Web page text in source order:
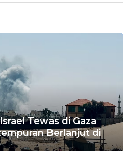
Tewas di Gaza
Berlanjut di